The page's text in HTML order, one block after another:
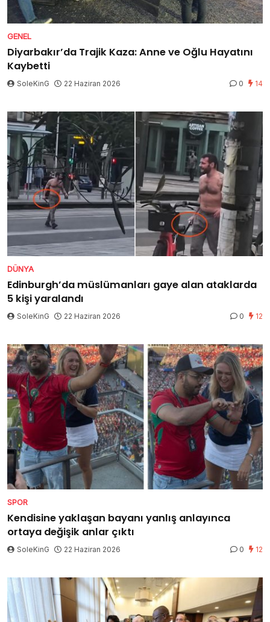
GENEL
Diyarbakır’da Trajik Kaza: Anne ve Oğlu Hayatını
Kaybetti
SoleKinG 22 Haziran 2026 0 14
DÜNYA
Edinburgh’da müslümanları gaye alan ataklarda
5 kişi yaralandı
SoleKinG 22 Haziran 2026 0 12
SPOR
Kendisine yaklaşan bayanı yanlış anlayınca
ortaya değişik anlar çıktı
SoleKinG 22 Haziran 2026 0 12